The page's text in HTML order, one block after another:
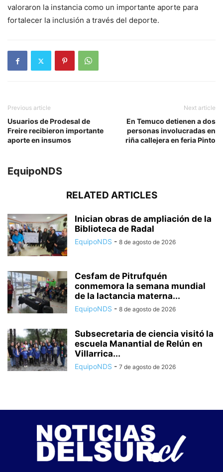
valoraron la instancia como un importante aporte para
fortalecer la inclusión a través del deporte.
Previous article
Usuarios de Prodesal de
Freire recibieron importante
aporte en insumos
Next article
En Temuco detienen a dos
personas involucradas en
riña callejera en feria Pinto
EquipoNDS
RELATED ARTICLES
Inician obras de ampliación de la
Biblioteca de Radal
EquipoNDS - 8 de agosto de 2026
Cesfam de Pitrufquén
conmemora la semana mundial
de la lactancia materna...
EquipoNDS - 8 de agosto de 2026
Subsecretaria de ciencia visitó la
escuela Manantial de Relún en
Villarrica...
EquipoNDS - 7 de agosto de 2026